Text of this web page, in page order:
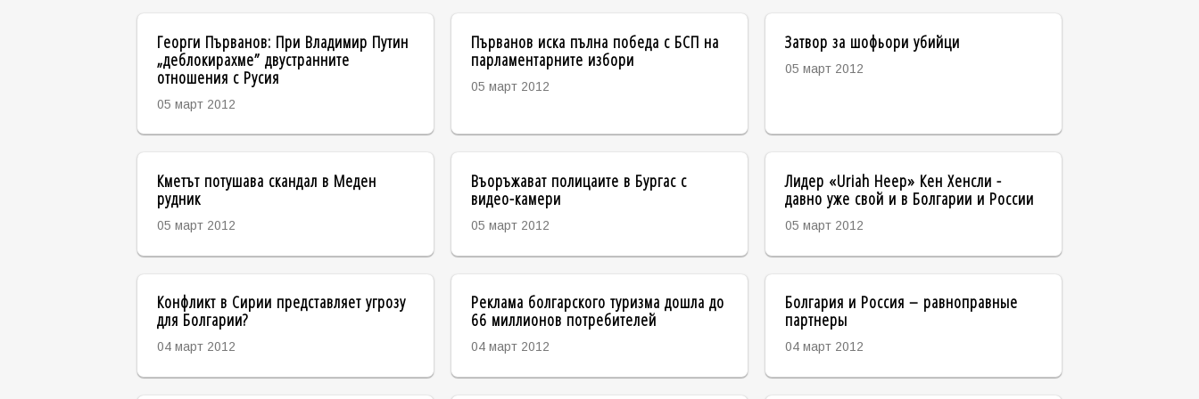
Георги Първанов: При Владимир Путин
„деблокирахме” двустранните
отношения с Русия
05 март 2012
Първанов иска пълна победа с БСП на
парламентарните избори
05 март 2012
Затвор за шофьори убийци
05 март 2012
Кметът потушава скандал в Меден
рудник
05 март 2012
Въоръжават полицаите в Бургас с
видео-камери
05 март 2012
Лидер «Uriah Heep» Кен Хенсли -
давно уже свой и в Болгарии и России
05 март 2012
Конфликт в Сирии представляет угрозу
для Болгарии?
04 март 2012
Реклама болгарского туризма дошла до
66 миллионов потребителей
04 март 2012
Болгария и Россия – равноправные
партнеры
04 март 2012